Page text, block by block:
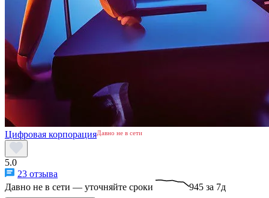
Цифровая корпорацияДавно не в сети
5.0
23 отзыва
Давно не в сети — уточняйте сроки
945 за 7д